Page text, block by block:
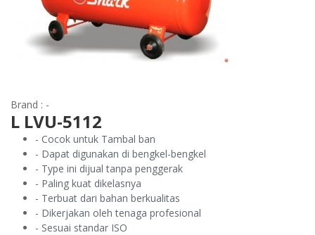
Brand : -
L LVU-5112
- Cocok untuk Tambal ban
- Dapat digunakan di bengkel-bengkel
- Type ini dijual tanpa penggerak
- Paling kuat dikelasnya
- Terbuat dari bahan berkualitas
- Dikerjakan oleh tenaga profesional
- Sesuai standar ISO